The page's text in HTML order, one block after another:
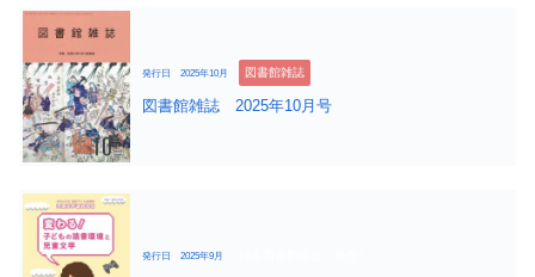
発行日 2025年10月 図書館雑誌
図書館雑誌 2025年10月号
発行日 2025年9月